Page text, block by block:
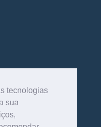
tecnologias
sua